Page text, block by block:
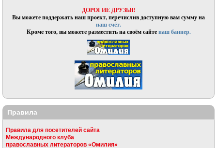
ДОРОГИЕ ДРУЗЬЯ!
Вы можете поддержать наш проект, перечислив доступную вам сумму на
наш счёт.
Кроме того, вы можете разместить на своём сайтенаш баннер.
Правила
Правила для посетителей сайта
Международного клуба
православных литераторов «Омилия»